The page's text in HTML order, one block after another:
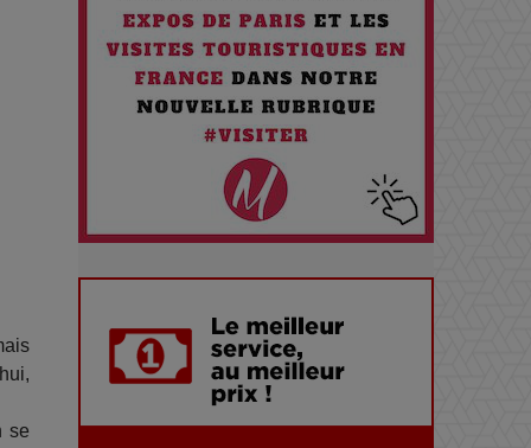
se
Santé quand on Roule toute la
Journée
Pourquoi les Petites
Entreprises Créatives Deviennent
les Cibles des Hackers
Les 3 meilleures destinations
Quand l'Opéra Rencontre l'IA :
Lola Volonakis, l'Artiste du